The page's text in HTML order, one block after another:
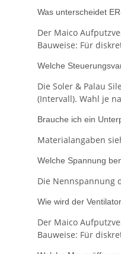
Was unterscheidet
Der Maico
Bauweise: Für
Welche
Die Soler & Palau
(Intervall). Wahl je
Brauche ich ein
Materialangaben
Welche Spannung
Die Nennspannung
Wie wird der
Der Maico
Bauweise: Für